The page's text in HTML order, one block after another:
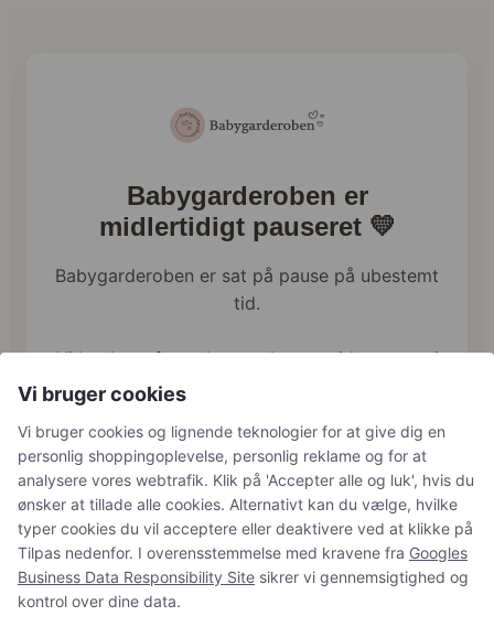
Babygarderoben er
midlertidigt pauseret 💛
Babygarderoben er sat på pause på ubestemt
tid.
Vi har brug for at bruge al vores tid og energi
på familien lige nu, og webshoppen holder
Har du tidligere bestilt hos os, håndterer vi
naturligvis stadig returneringer, reklamationer
og spørgsmål som normalt.
Vi bruger cookies
Vi bruger cookies og lignende teknologier for at give dig en
personlig shoppingoplevelse, personlig reklame og for at
analysere vores webtrafik. Klik på 'Accepter alle og luk', hvis du
ønsker at tillade alle cookies. Alternativt kan du vælge, hvilke
typer cookies du vil acceptere eller deaktivere ved at klikke på
Tilpas nedenfor. I overensstemmelse med kravene fra Googles
Business Data Responsibility Site sikrer vi gennemsigtighed og
kontrol over dine data.